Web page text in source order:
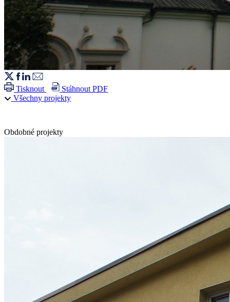
Tisknout
Stáhnout PDF
Všechny projekty
Obdobné projekty